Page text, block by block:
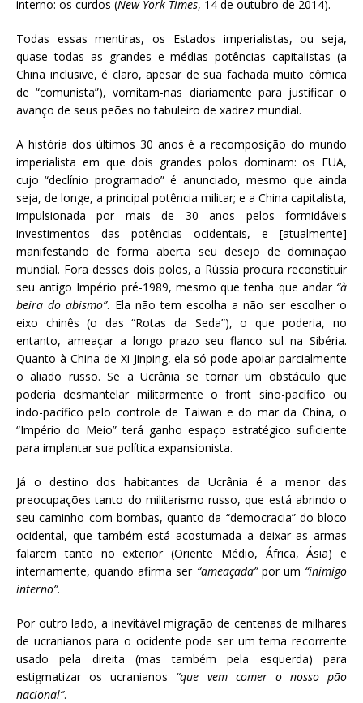
interno: os curdos (New York Times, 14 de outubro de 2014).
Todas essas mentiras, os Estados imperialistas, ou seja,
quase todas as grandes e médias potências capitalistas (a
China inclusive, é claro, apesar de sua fachada muito cômica
de “comunista”), vomitam-nas diariamente para justificar o
avanço de seus peões no tabuleiro de xadrez mundial.
A história dos últimos 30 anos é a recomposição do mundo
imperialista em que dois grandes polos dominam: os EUA,
cujo “declínio programado” é anunciado, mesmo que ainda
seja, de longe, a principal potência militar; e a China capitalista,
impulsionada por mais de 30 anos pelos formidáveis
investimentos das potências ocidentais, e [atualmente]
manifestando de forma aberta seu desejo de dominação
mundial. Fora desses dois polos, a Rússia procura reconstituir
seu antigo Império pré-1989, mesmo que tenha que andar “à
beira do abismo”. Ela não tem escolha a não ser escolher o
eixo chinês (o das “Rotas da Seda”), o que poderia, no
entanto, ameaçar a longo prazo seu flanco sul na Sibéria.
Quanto à China de Xi Jinping, ela só pode apoiar parcialmente
o aliado russo. Se a Ucrânia se tornar um obstáculo que
poderia desmantelar militarmente o front sino-pacífico ou
indo-pacífico pelo controle de Taiwan e do mar da China, o
“Império do Meio” terá ganho espaço estratégico suficiente
para implantar sua política expansionista.
Já o destino dos habitantes da Ucrânia é a menor das
preocupações tanto do militarismo russo, que está abrindo o
seu caminho com bombas, quanto da “democracia” do bloco
ocidental, que também está acostumada a deixar as armas
falarem tanto no exterior (Oriente Médio, África, Ásia) e
internamente, quando afirma ser “ameaçada”por um “inimigo
interno”.
Por outro lado, a inevitável migração de centenas de milhares
de ucranianos para o ocidente pode ser um tema recorrente
usado pela direita (mas também pela esquerda) para
estigmatizar os ucranianos “que vem comer o nosso pão
nacional”.